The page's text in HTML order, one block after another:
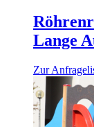
Lange
Zur